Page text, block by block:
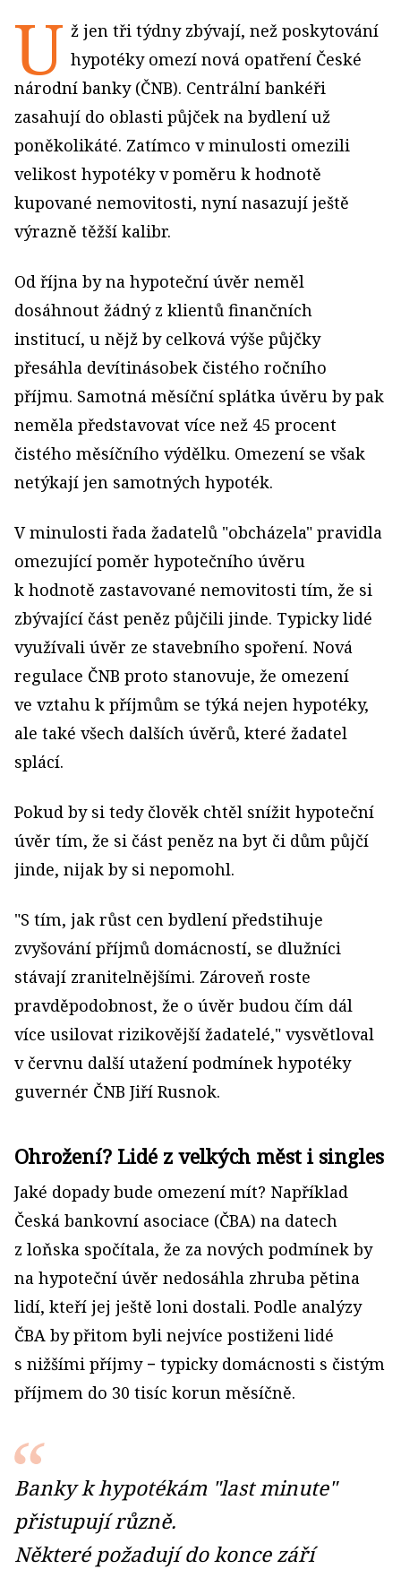
U ž jen tři týdny zbývají, než poskytování
hypotéky omezí nová opatření České
národní banky (ČNB). Centrální bankéři
zasahují do oblasti půjček na bydlení už
poněkolikáté. Zatímco v minulosti omezili
velikost hypotéky v poměru k hodnotě
kupované nemovitosti, nyní nasazují ještě
výrazně těžší kalibr.
Od října by na hypoteční úvěr neměl
dosáhnout žádný z klientů finančních
institucí, u nějž by celková výše půjčky
přesáhla devítinásobek čistého ročního
příjmu. Samotná měsíční splátka úvěru by pak
neměla představovat více než 45 procent
čistého měsíčního výdělku. Omezení se však
netýkají jen samotných hypoték.
V minulosti řada žadatelů "obcházela" pravidla
omezující poměr hypotečního úvěru
k hodnotě zastavované nemovitosti tím, že si
zbývající část peněz půjčili jinde. Typicky lidé
využívali úvěr ze stavebního spoření. Nová
regulace ČNB proto stanovuje, že omezení
ve vztahu k příjmům se týká nejen hypotéky,
ale také všech dalších úvěrů, které žadatel
splácí.
Pokud by si tedy člověk chtěl snížit hypoteční
úvěr tím, že si část peněz na byt či dům půjčí
jinde, nijak by si nepomohl.
"S tím, jak růst cen bydlení předstihuje
zvyšování příjmů domácností, se dlužníci
stávají zranitelnějšími. Zároveň roste
pravděpodobnost, že o úvěr budou čím dál
více usilovat rizikovější žadatelé," vysvětloval
v červnu další utažení podmínek hypotéky
guvernér ČNB Jiří Rusnok.
Ohrožení? Lidé z velkých měst i singles
Jaké dopady bude omezení mít? Například
Česká bankovní asociace (ČBA) na datech
z loňska spočítala, že za nových podmínek by
na hypoteční úvěr nedosáhla zhruba pětina
lidí, kteří jej ještě loni dostali. Podle analýzy
ČBA by přitom byli nejvíce postiženi lidé
s nižšími příjmy − typicky domácnosti s čistým
příjmem do 30 tisíc korun měsíčně.
Banky k hypotékám "last minute"
přistupují různě.
Některé požadují do konce září